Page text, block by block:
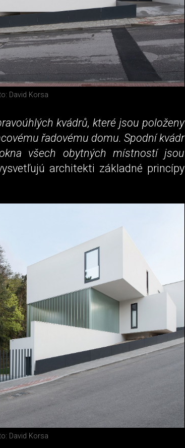
David Korsa
kvádrů, které jsou položeny
řadovému domu. Spodní kvádr
všech obytných místností jsou
architekti základné princípy
David Korsa